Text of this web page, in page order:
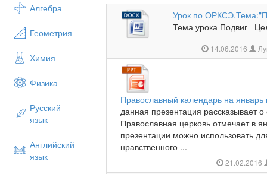
Алгебра
Геометрия
Химия
Физика
Русский
язык
Английский
язык
Урок по
Тема урока Подвиг
14.06.2016
Православный календарь на январь
данная презентация рассказывает
Православная церковь отмечает в
презентации можно использовать
нравственного ...
21.02.2016